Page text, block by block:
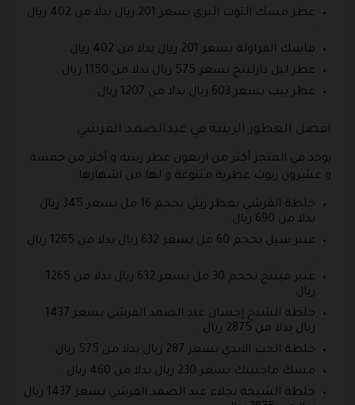
عطر مسك التوت البري بسعر 201 ريال بدلا من 402 ريال
.
ماسك الفراولة بسعر 201 ريال بدلا من 402 ريال .
عطر ليل دارلينج بسعر 575 ريال بدلا من 1150 ريال .
عطر بيب بسعر 603 ريال بدلا من 1207 ريال .
افضل العطور الزيتية في عبدالصمد القرشي
يوجد في المتجر أكثر من اربعون عطر زيتية و أكثر من خمسة
و عشرون زيوت عطرية متنوعة و لها من اشهارها :
خلطة القرشي بعطر زيتي بحجم 16 مل بسعر 345 ريال
بدلا من 690 ريال .
عنبر سيل بحجم 60 مل بسعر 632 ريال بدلا من 1265 ريال
.
عنبر فينتج بحجم 30 مل بسعر 632 ريال بدلا من 1265
ريال .
خلطة الشيخ إحسان عبد الصمد القرشي بسعر 1437
ريال بدلا من 2875 ريال .
خلطة الحب الابدي بسعر 287 ريال بدلا من 575 ريال .
مسك ماجنيتك بسعر 230 ريال بدلا من 460 ريال .
خلطة الشيخة نجلاء عبد الصمد القرشي بسعر 1437 ريال